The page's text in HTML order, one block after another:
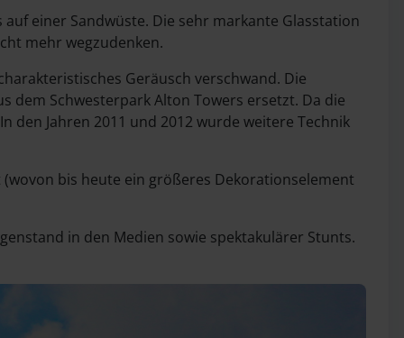
einer Sandwüste. Die sehr markante Glasstation
mehr wegzudenken.
Geräusch verschwand. Die
dem Schwesterpark Alton Towers ersetzt. Da die
den Jahren 2011 und 2012 wurde weitere Technik
bis heute ein größeres Dekorationselement
in den Medien sowie spektakulärer Stunts.